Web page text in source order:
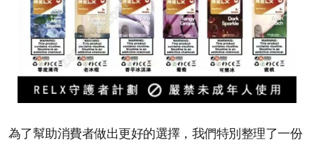
為了幫助消費者做出更好的選擇，我們特別整理了一份